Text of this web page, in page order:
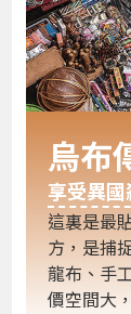
烏布
享受異
這裏是最
方，是捕
龍布、手
價空間大